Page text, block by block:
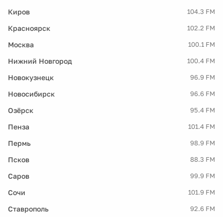
Киров 104.3 FM
Красноярск 102.2 FM
Москва 100.1 FM
Нижний Новгород 100.4 FM
Новокузнецк 96.9 FM
Новосибирск 96.6 FM
Озёрск 95.4 FM
Пенза 101.4 FM
Пермь 98.9 FM
Псков 88.3 FM
Саров 99.9 FM
Сочи 101.9 FM
Ставрополь 92.6 FM